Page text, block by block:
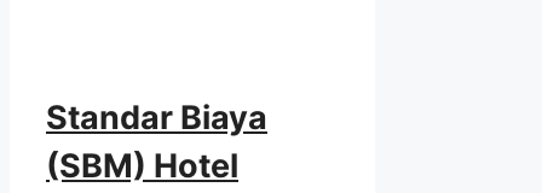
Standar Biaya
(SBM) Hotel